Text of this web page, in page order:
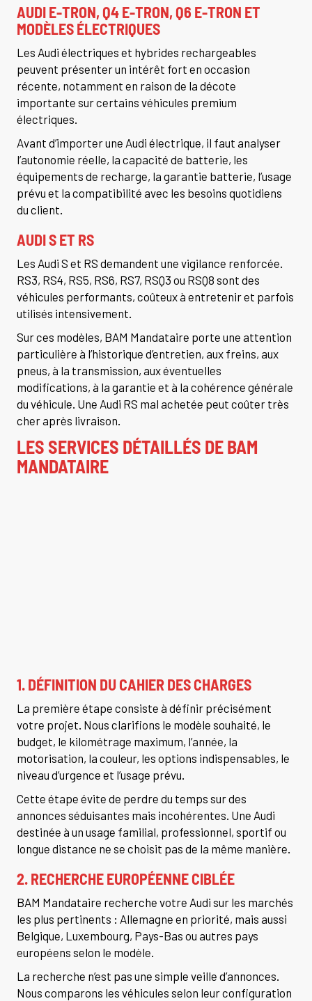
AUDI E-TRON, Q4 E-TRON, Q6 E-TRON ET
MODÈLES ÉLECTRIQUES
Les Audi électriques et hybrides rechargeables
peuvent présenter un intérêt fort en occasion
récente, notamment en raison de la décote
importante sur certains véhicules premium
électriques.
Avant d’importer une Audi électrique, il faut analyser
l’autonomie réelle, la capacité de batterie, les
équipements de recharge, la garantie batterie, l’usage
prévu et la compatibilité avec les besoins quotidiens
du client.
AUDI S ET RS
Les Audi S et RS demandent une vigilance renforcée.
RS3, RS4, RS5, RS6, RS7, RSQ3 ou RSQ8 sont des
véhicules performants, coûteux à entretenir et parfois
utilisés intensivement.
Sur ces modèles, BAM Mandataire porte une attention
particulière à l’historique d’entretien, aux freins, aux
pneus, à la transmission, aux éventuelles
modifications, à la garantie et à la cohérence générale
du véhicule. Une Audi RS mal achetée peut coûter très
cher après livraison.
LES SERVICES DÉTAILLÉS DE BAM
MANDATAIRE
1. DÉFINITION DU CAHIER DES CHARGES
La première étape consiste à définir précisément
votre projet. Nous clarifions le modèle souhaité, le
budget, le kilométrage maximum, l’année, la
motorisation, la couleur, les options indispensables, le
niveau d’urgence et l’usage prévu.
Cette étape évite de perdre du temps sur des
annonces séduisantes mais incohérentes. Une Audi
destinée à un usage familial, professionnel, sportif ou
longue distance ne se choisit pas de la même manière.
2. RECHERCHE EUROPÉENNE CIBLÉE
BAM Mandataire recherche votre Audi sur les marchés
les plus pertinents : Allemagne en priorité, mais aussi
Belgique, Luxembourg, Pays-Bas ou autres pays
européens selon le modèle.
La recherche n’est pas une simple veille d’annonces.
Nous comparons les véhicules selon leur configuration